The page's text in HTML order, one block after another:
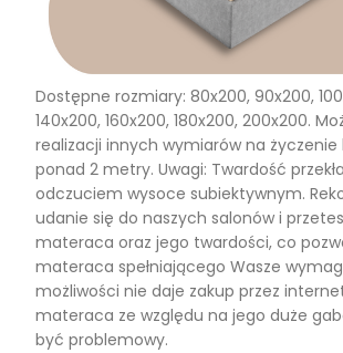
Dostępne rozmiary: 80x200, 90x200,
140x200, 160x200, 180x200, 200x200.
realizacji innych wymiarów na życzenie
ponad 2 metry. Uwagi: Twardość
odczuciem wysoce subiektywnym.
udanie się do naszych salonów i
materaca oraz jego twardości, co
materaca spełniającego Wasze
możliwości nie daje zakup przez
materaca ze względu na jego duże
być problemowy.